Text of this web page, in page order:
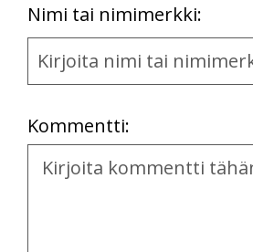
Nimi tai nimimerkki:
Name
and
Kommentti:
Kommentti